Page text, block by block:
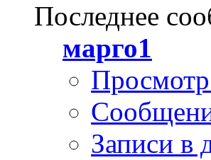
Последнее
марго1
Записи в